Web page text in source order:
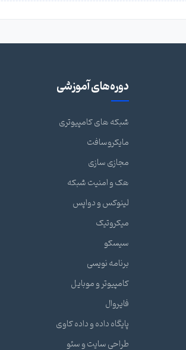
دوره‌های آموزشی
شبکه های کامپیوتری
مایکروسافت
مجازی سازی
هک و امنیت شبکه
لینوکس و دواپس
میکروتیک
سیسکو
برنامه نویسی
کامپیوتر و موبایل
فایروال
پایگاه داده و داده کاوی
طراحی سایت و سئو